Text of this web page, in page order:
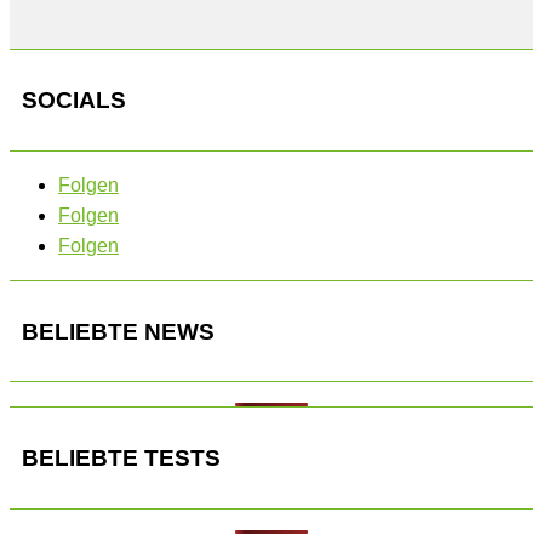
SOCIALS
Folgen
Folgen
Folgen
BELIEBTE NEWS
BELIEBTE TESTS